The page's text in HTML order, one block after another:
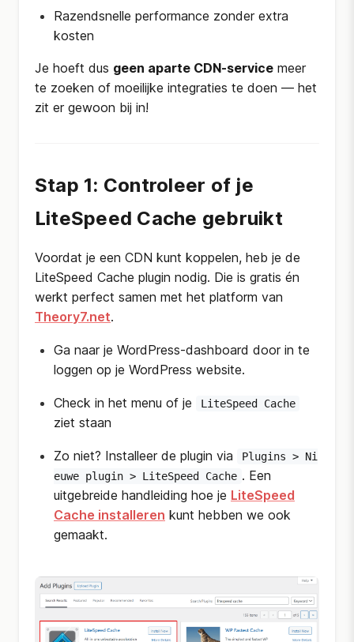
Razendsnelle performance zonder extra
kosten
Je hoeft dus geen aparte CDN-service meer
te zoeken of moeilijke integraties te doen — het
zit er gewoon bij in!
Stap 1: Controleer of je
LiteSpeed Cache gebruikt
Voordat je een CDN kunt koppelen, heb je de
LiteSpeed Cache plugin nodig. Die is gratis én
werkt perfect samen met het platform van
Theory7.net.
Ga naar je WordPress-dashboard door in te
loggen op je WordPress website.
Check in het menu of je LiteSpeed Cache
ziet staan
Zo niet? Installeer de plugin via
Plugins > Ni
euwe plugin > LiteSpeed Cache . Een
uitgebreide handleiding hoe je LiteSpeed
Cache installeren kunt hebben we ook
gemaakt.